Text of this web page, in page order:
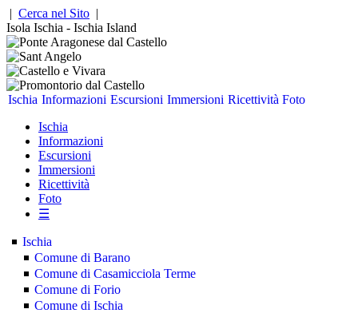
| Cerca nel Sito |
Isola Ischia - Ischia Island
Ischia Informazioni Escursioni Immersioni Ricettività Foto
Ischia
Informazioni
Escursioni
Immersioni
Ricettività
Foto
☰
Ischia
Comune di Barano
Comune di Casamicciola Terme
Comune di Forio
Comune di Ischia